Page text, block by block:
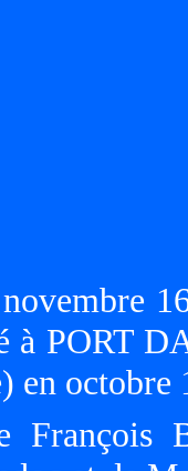
à PORT
en octobre
François